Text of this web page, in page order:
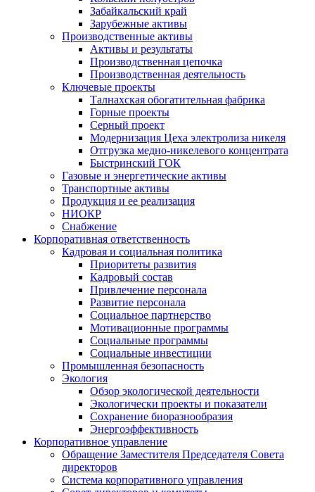
Забайкальский край
Зарубежные активы
Производственные активы
Активы и результаты
Производственная цепочка
Производственная деятельность
Ключевые проекты
Талнахская обогатительная фабрика
Горные проекты
Серный проект
Модернизация Цеха электролиза никеля
Отгрузка медно-никелевого концентрата
Быстринский ГОК
Газовые и энергетические активы
Транспортные активы
Продукция и ее реализация
НИОКР
Снабжение
Корпоративная ответственность
Кадровая и социальная политика
Приоритеты развития
Кадровый состав
Привлечение персонала
Развитие персонала
Социальное партнерство
Мотивационные программы
Социальные программы
Социальные инвестиции
Промышленная безопасность
Экология
Обзор экологической деятельности
Экологически проекты и показатели
Сохранение биоразнообразия
Энергоэффективность
Корпоративное управление
Обращение Заместителя Председателя Совета
директоров
Система корпоративного управления